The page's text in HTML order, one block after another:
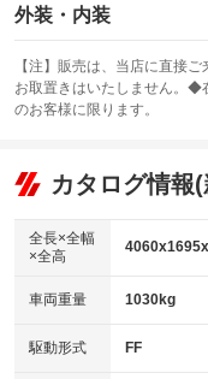
エアバッグ：運転席/助
：装備あり
：装備なし
サンルーフ
：装備なし
リフトアップ
：装備なし
：装備なし
パワーウィンドウ
アイドリングストップ
：装備あり
USB入力端子
：装備なし
外装・内装
カーナビ：メモリーナ
：装備あり
TV：フルセグ
：装備あり
ビジュアル：-／DVD再
：装備あり
：装備なし
革シート
キーレス
HID(キセノンライト)
：装備あり
【注】販売は、当店に直接
お取置きはいたしません。◆
のお客様に限ります。
カタログ情報
全長×全幅
×全高
車両重量 1030kg
駆動形式 FF